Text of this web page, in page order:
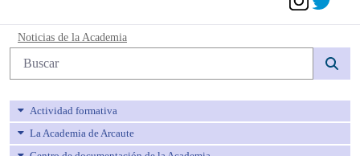
Noticias de la Academia - avpe
Noticias de la Academia
Búsqueda web
Actividad formativa
La Academia de Arcaute